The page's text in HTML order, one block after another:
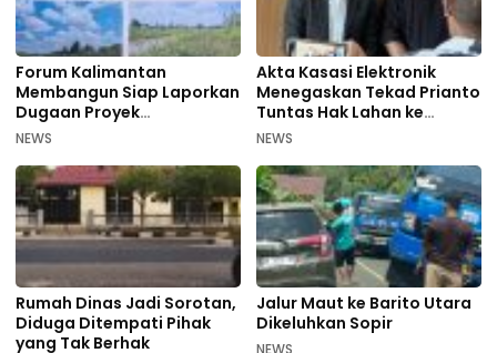
Forum Kalimantan
Membangun Siap Laporkan
Dugaan Proyek
Bermasalah PUPR Kalteng
NEWS
Akta Kasasi Elektronik
Menegaskan Tekad Prianto
Tuntas Hak Lahan ke
Mahkamah Agung
NEWS
Rumah Dinas Jadi Sorotan,
Diduga Ditempati Pihak
yang Tak Berhak
Jalur Maut ke Barito Utara
Dikeluhkan Sopir
NEWS